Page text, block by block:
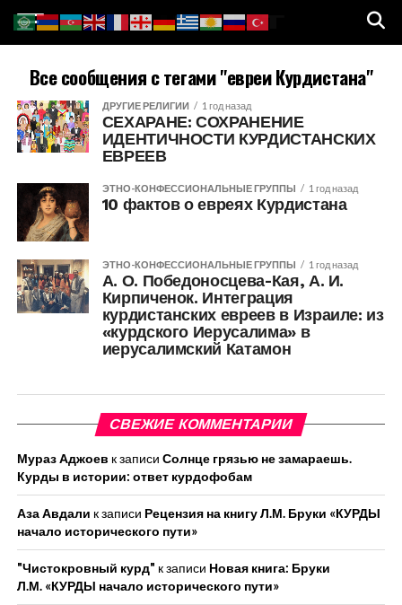
Все сообщения с тегами "евреи Курдистана"
ДРУГИЕ РЕЛИГИИ 1 год назад
СЕХАРАНЕ: СОХРАНЕНИЕ
ИДЕНТИЧНОСТИ КУРДИСТАНСКИХ
ЕВРЕЕВ
ЭТНО-КОНФЕССИОНАЛЬНЫЕ ГРУППЫ 1 год назад
10 фактов о евреях Курдистана
ЭТНО-КОНФЕССИОНАЛЬНЫЕ ГРУППЫ 1 год назад
А. О. Победоносцева-Кая, А. И.
Кирпиченок. Интеграция
курдистанских евреев в Израиле: из
«курдского Иерусалима» в
иерусалимский Катамон
СВЕЖИЕ КОММЕНТАРИИ
Мураз Аджоев к записи Солнце грязью не замараешь.
Курды в истории: ответ курдофобам
Аза Авдали к записи Рецензия на книгу Л.М. Бруки «КУРДЫ
начало исторического пути»
"Чистокровный курд" к записи Новая книга: Бруки
Л.М. «КУРДЫ начало исторического пути»